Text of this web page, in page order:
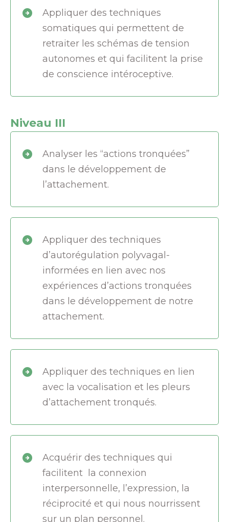
Appliquer des techniques
somatiques qui permettent de
retraiter les schémas de tension
autonomes et qui facilitent la prise
de conscience intéroceptive.
Niveau III
Analyser les “actions tronquées”
dans le développement de
l’attachement.
Appliquer des techniques
d’autorégulation polyvagal-
informées en lien avec nos
expériences d’actions tronquées
dans le développement de notre
attachement.
Appliquer des techniques en lien
avec la vocalisation et les pleurs
d’attachement tronqués.
Acquérir des techniques qui
facilitent la connexion
interpersonnelle, l’expression, la
réciprocité et qui nous nourrissent
sur un plan personnel.